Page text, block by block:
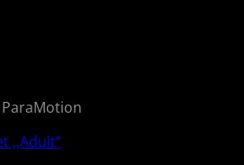
,,Adult“